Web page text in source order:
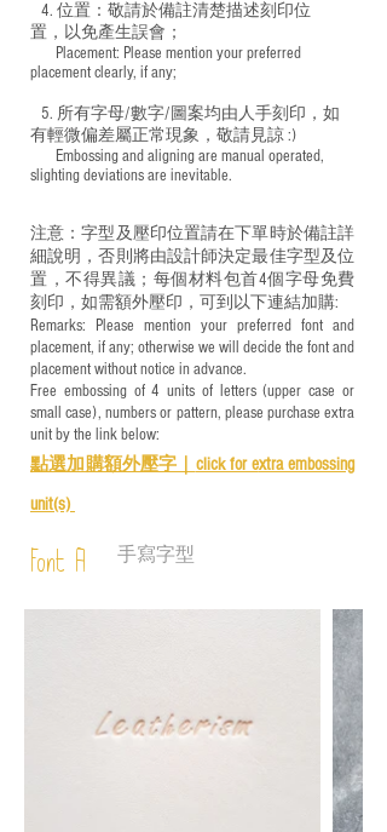
4. 位置：敬請於備註清楚描述刻印位
置，以免產生誤會；
​ Placement: Please mention your preferred
placement clearly, if any;
5. 所有字母/數字/圖案均由人手刻印，如
有輕微偏差屬正常現象，敬請見諒 :)
​ Embossing and aligning are manual operated,
slighting deviations are inevitable.
注意：字型及壓印位置請在下單時於備註詳
細說明，否則將由設計師決定最佳字型及位
置，不得異議；每個材料包首4個字母免費
刻印，如需額外壓印，可到以下連結加購:
Remarks: Please mention your preferred font and
placement, if any; otherwise we will decide the font and
placement without notice in advance.
Free embossing of 4 units of letters (upper case or
small case), numbers or pattern, please purchase extra
unit by the link below:
點選加購額外壓字｜ click for extra embossing
unit(s)
Font A 手寫字型